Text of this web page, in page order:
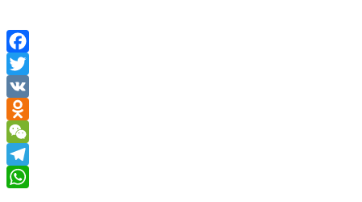
Facebook
Twitter
VK
Odnoklassniki
WeChat
Telegram